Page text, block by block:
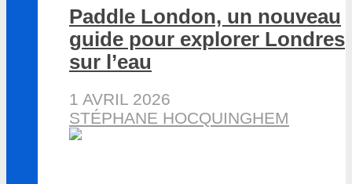
Paddle London, un nouveau
guide pour explorer Londres
sur l’eau
1 AVRIL 2026
STÉPHANE HOCQUINGHEM